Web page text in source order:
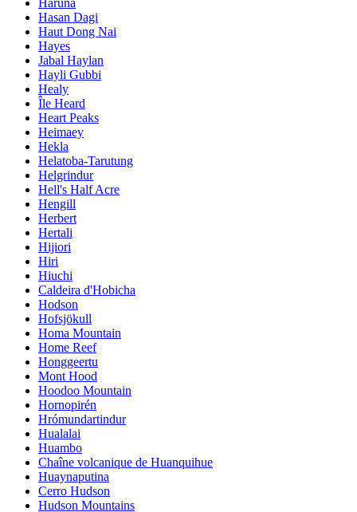
Hasan Dagi
Haut Dong Nai
Hayes
Jabal Haylan
Hayli Gubbi
Healy
Île Heard
Heart Peaks
Heimaey
Hekla
Helatoba-Tarutung
Helgrindur
Hell's Half Acre
Hengill
Herbert
Hertali
Hijiori
Hiri
Hiuchi
Caldeira d'Hobicha
Hodson
Hofsjökull
Homa Mountain
Home Reef
Honggeertu
Mont Hood
Hoodoo Mountain
Hornopirén
Hrómundartindur
Hualalai
Huambo
Chaîne volcanique de Huanquihue
Huaynaputina
Cerro Hudson
Hudson Mountains